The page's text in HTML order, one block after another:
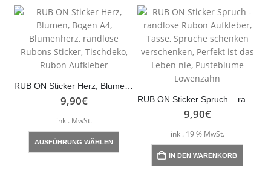
RUB ON Sticker Herz, Blumen, Bogen A4, Blumenherz, randlose Rubons Sticker, Tischdeko, Rubon Aufkleber
9,90€
inkl. MwSt.
AUSFÜHRUNG WÄHLEN
Dieses Produkt weist mehrere Varianten auf. Die Optionen können auf der Produktseite gewählt werden
RUB ON Sticker Spruch – randlose Rubon Aufkleber, Tasse, Sprüche schenken verschenken, Perfekt ist das Leben nie, Pusteblume Löwenzahn
9,90€
inkl. 19 % MwSt.
IN DEN WARENKORB